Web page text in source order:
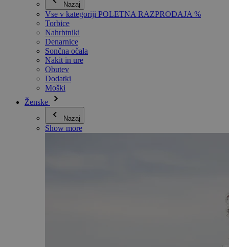
Nazaj
Vse v kategoriji POLETNA RAZPRODAJA %
Torbice
Nahrbtniki
Denarnice
Sončna očala
Nakit in ure
Obutev
Dodatki
Moški
Ženske
Nazaj
Show more